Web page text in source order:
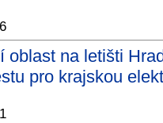
oblast na letišti
pro krajskou